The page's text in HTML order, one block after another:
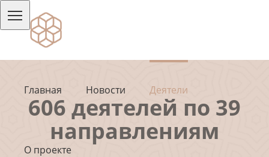
Главная Новости Деятели
О проекте
606 деятелей по 39
направлениям